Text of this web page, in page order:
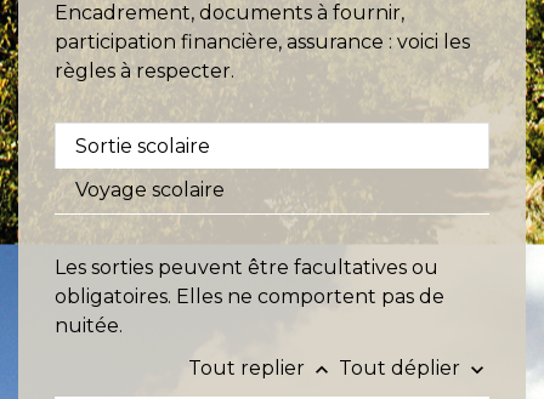
Encadrement, documents à fournir,
participation financière, assurance : voici les
règles à respecter.
Sortie scolaire
Voyage scolaire
Les sorties peuvent être facultatives ou
obligatoires. Elles ne comportent pas de
nuitée.
Tout replier keyboard_arrow_up Tout déplier keyboard_arrow_down